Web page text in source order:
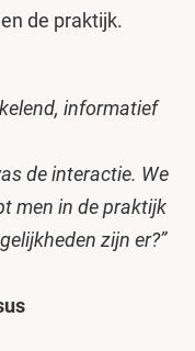
de praktijk.
informatief
de interactie. We
men in de praktijk
zijn er?”